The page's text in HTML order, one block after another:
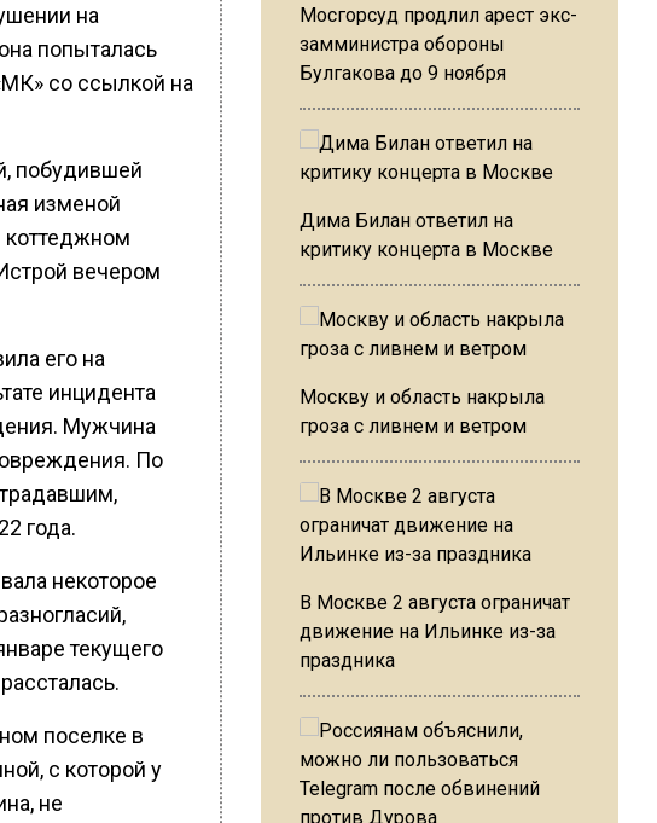
на
попыталась
со ссылкой на
побудившей
изменой
коттеджном
вечером
его на
инцидента
Мужчина
По
года.
некоторое
текущего
поселке в
с которой у
не
Мосгорсуд продлил арест экс-
замминистра обороны
Булгакова до 9 ноября
Дима Билан ответил на
критику концерта в Москве
Москву и область накрыла
гроза с ливнем и ветром
В Москве 2 августа ограничат
движение на Ильинке из-за
праздника